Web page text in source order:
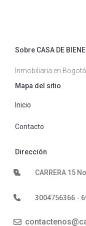
Sobre CASA DE
Inmobiliaria en Bogotá
Mapa del sitio
Inicio
Contacto
Dirección
CARRERA 15
3004756366 -